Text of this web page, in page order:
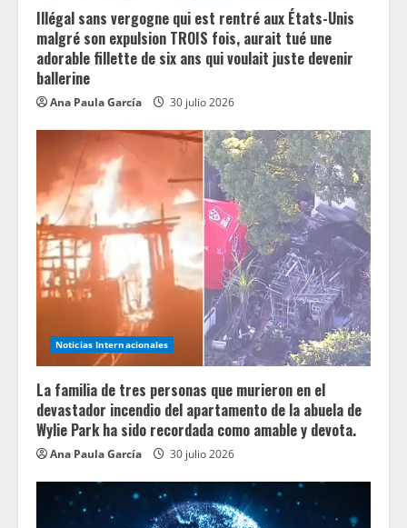
Illégal sans vergogne qui est rentré aux États-Unis
malgré son expulsion TROIS fois, aurait tué une
adorable fillette de six ans qui voulait juste devenir
ballerine
Ana Paula García 30 julio 2026
Noticias Internacionales
La familia de tres personas que murieron en el
devastador incendio del apartamento de la abuela de
Wylie Park ha sido recordada como amable y devota.
Ana Paula García 30 julio 2026